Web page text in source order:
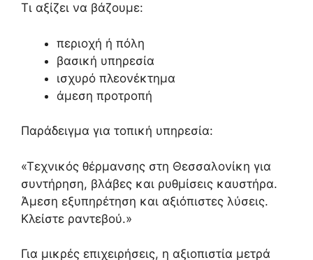
Τι αξίζει να βάζουμε:
περιοχή ή πόλη
βασική υπηρεσία
ισχυρό πλεονέκτημα
άμεση προτροπή
Παράδειγμα για τοπική υπηρεσία:
«Τεχνικός θέρμανσης στη Θεσσαλονίκη για
συντήρηση, βλάβες και ρυθμίσεις καυστήρα.
Άμεση εξυπηρέτηση και αξιόπιστες λύσεις.
Κλείστε ραντεβού.»
Για μικρές επιχειρήσεις, η αξιοπιστία μετρά